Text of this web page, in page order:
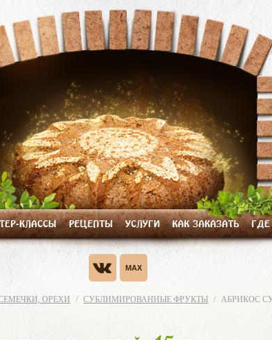
КЛАССЫ РЕЦЕПТЫ УСЛУГИ КАК ЗАКАЗАТЬ ГДЕ
ОРЕХИ СУБЛИМИРОВАННЫЕ ФРУКТЫ
АБРИКОС